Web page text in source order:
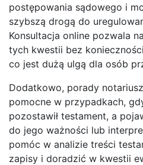
postępowania sądowego i
szybszą drogą do
Konsultacja online pozwala
tych kwestii bez
co jest dużą ulgą dla osób
Dodatkowo, porady
pomocne w przypadkach,
pozostawił testament, a
do jego ważności lub
pomóc w analizie treści
zapisy i doradzić w kwestii